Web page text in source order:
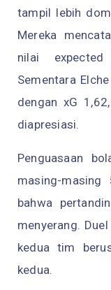
tampil lebih
Mereka
nilai
Sementara
dengan xG
diapresiasi.
Penguasaan
masing-
bahwa
menyerang.
kedua tim
kedua.